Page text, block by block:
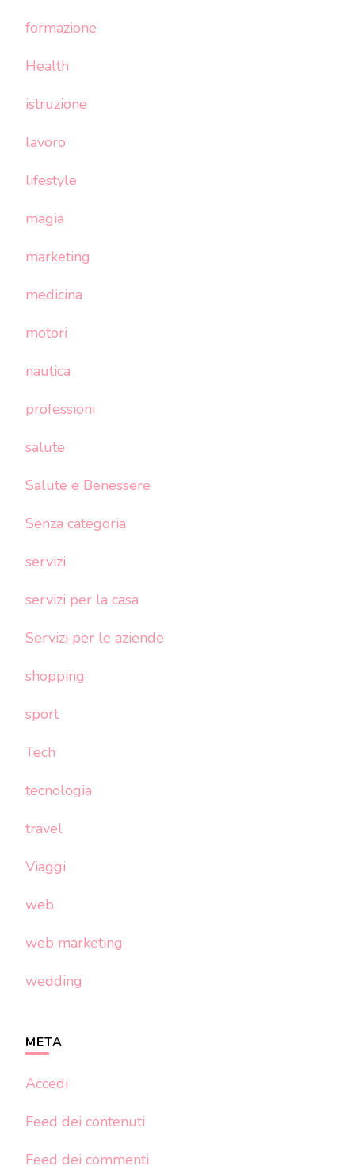
formazione
Health
istruzione
lavoro
lifestyle
magia
marketing
medicina
motori
nautica
professioni
salute
Salute e Benessere
Senza categoria
servizi
servizi per la casa
Servizi per le aziende
shopping
sport
Tech
tecnologia
travel
Viaggi
web
web marketing
wedding
META
Accedi
Feed dei contenuti
Feed dei commenti